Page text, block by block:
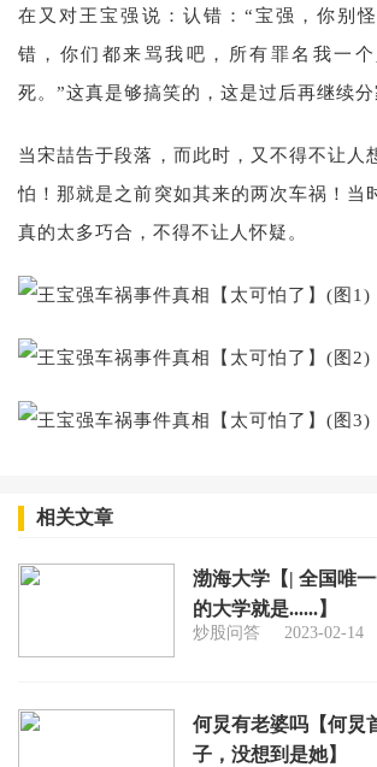
在又对王宝强说：认错：“宝强，你别
错，你们都来骂我吧，所有罪名我一
死。”这真是够搞笑的，这是过后再继续分
当宋喆告于段落，而此时，又不得不让人
怕！那就是之前突如其来的两次车祸！当
真的太多巧合，不得不让人怀疑。
相关文章
渤海大学【| 全国唯
的大学就是......】
炒股问答 2023-02-14
何炅有老婆吗【何炅
子，没想到是她】